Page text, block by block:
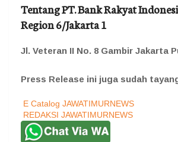
Tentang PT. Bank Rakyat
Region 6/Jakarta 1
Jl. Veteran II No. 8 Gambir Jakarta
Press Release ini juga sudah
E Catalog JAWATIMURNEWS
REDAKSI JAWATIMURNEWS